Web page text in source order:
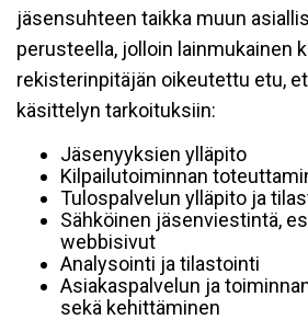
jäsensuhteen taikka muun
perusteella, jolloin lainmukainen
rekisterinpitäjän oikeutettu etu,
käsittelyn tarkoituksiin:
Jäsenyyksien ylläpito
Kilpailutoiminnan
Tulospalvelun ylläpito ja
Sähköinen jäsenviestintä,
webbisivut
Analysointi ja tilastointi
Asiakaspalvelun ja
sekä kehittäminen